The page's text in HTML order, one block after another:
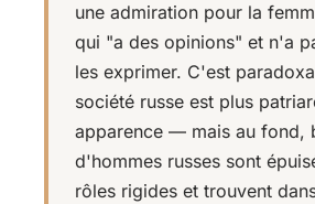
une admiration pour la
qui "a des opinions" et n'a
les exprimer. C'est
société russe est plus
apparence — mais au fond,
d'hommes russes sont
rôles rigides et trouvent